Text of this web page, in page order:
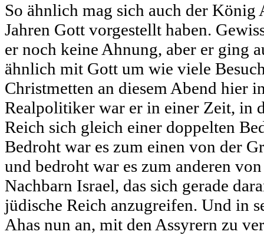
So ähnlich mag sich auch der König
Jahren Gott vorgestellt haben.
er noch keine Ahnung, aber er ging
ähnlich mit Gott um wie viele
Christmetten an diesem Abend hier
Realpolitiker war er in einer Zeit, in
Reich sich gleich einer doppelten
Bedroht war es zum einen von der
und bedroht war es zum anderen
Nachbarn Israel, das sich gerade
jüdische Reich anzugreifen. Und in
Ahas nun an, mit den Assyrern zu